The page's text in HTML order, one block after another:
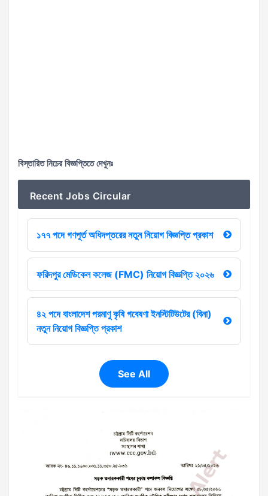
বিস্তারিত নিচের বিজ্ঞপ্তিতে দেখুনঃ
Recent Jobs Circular
১৭৭ পদে গণপূর্ত অধিদপ্তরের নতুন নিয়োগ বিজ্ঞপ্তি প্রকাশ
ফরিদপুর মেডিকেল কলেজ (FMC) নিয়োগ বিজ্ঞপ্তি ২০২৬
৪২ পদে বাংলাদেশ পরমাণু কৃষি গবেষণা ইনস্টিটিউটের (বিনা)
নতুন নিয়োগ বিজ্ঞপ্তি প্রকাশ
See All